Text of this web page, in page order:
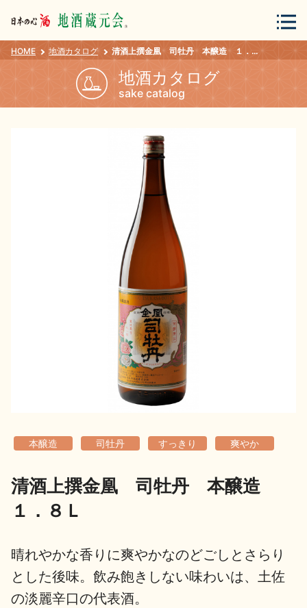
会員登録 ログイン
地酒カタログ
地酒解体新書
お楽しみコンテンツ
HOME 地酒カタログ 清酒上撰金凰 司牡丹 本醸造 １．８Ｌ
地酒カタログ
sake catalog
本醸造 司牡丹 すっきり 爽やか
清酒上撰金凰 司牡丹 本醸造
１．８Ｌ
晴れやかな香りに爽やかなのどごしとさらり
とした後味。飲み飽きしない味わいは、土佐
の淡麗辛口の代表酒。